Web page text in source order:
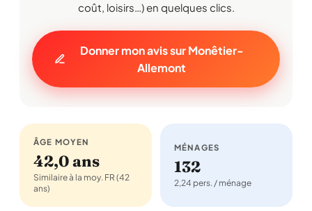
coût, loisirs…) en quelques clics.
Donner mon avis sur Monêtier-
Allemont
ÂGE MOYEN
42,0 ans
Similaire à la moy. FR (42
ans)
MÉNAGES
132
2,24 pers. / ménage